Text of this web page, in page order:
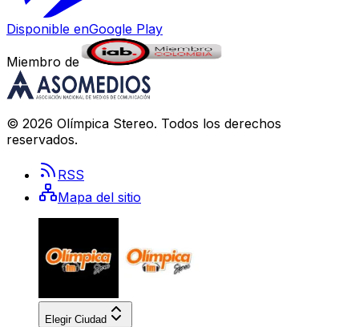
Disponible enGoogle Play
Miembro de
© 2026 Olímpica Stereo. Todos los derechos
reservados.
RSS
Mapa del sitio
Elegir Ciudad